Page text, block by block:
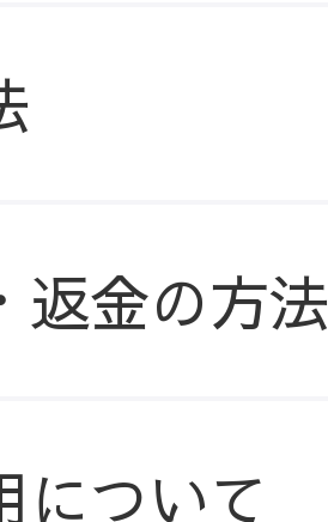
返金の方法
について